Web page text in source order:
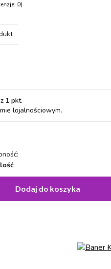
0)
1 pkt.
lojalnościowym.
Dodaj do koszyka